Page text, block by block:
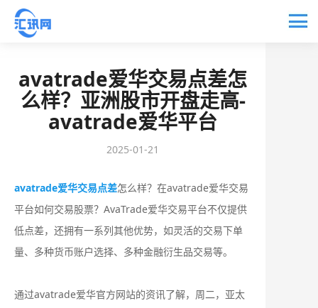
avatrade爱华交易点差怎
么样？亚洲股市开盘走高-
avatrade爱华平台
2025-01-21
avatrade爱华交易点差怎么样？在avatrade爱华交易
平台如何交易股票？AvaTrade爱华交易平台不仅提供
低点差，还拥有一系列其他优势，如灵活的交易下单
量、多种货币账户选择、多种金融衍生品交易等。
通过avatrade爱华官方网站的资讯了解，周二，亚太